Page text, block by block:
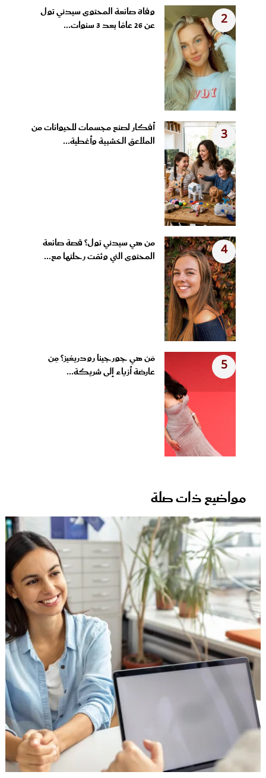
2
وفاة صانعة المحتوى سيدني تول
عن 26 عامًا بعد 3 سنوات...
3
أفكار لصنع مجسمات للحيوانات من
الملاعق الخشبية وأغطية...
4
من هي سيدني تول؟ قصة صانعة
المحتوى التي وثقت رحلتها مع...
5
مَن هي جورجينا رودريغيز؟ مِن
عارضة أزياء إلى شريكة...
مواضيع ذات صلة